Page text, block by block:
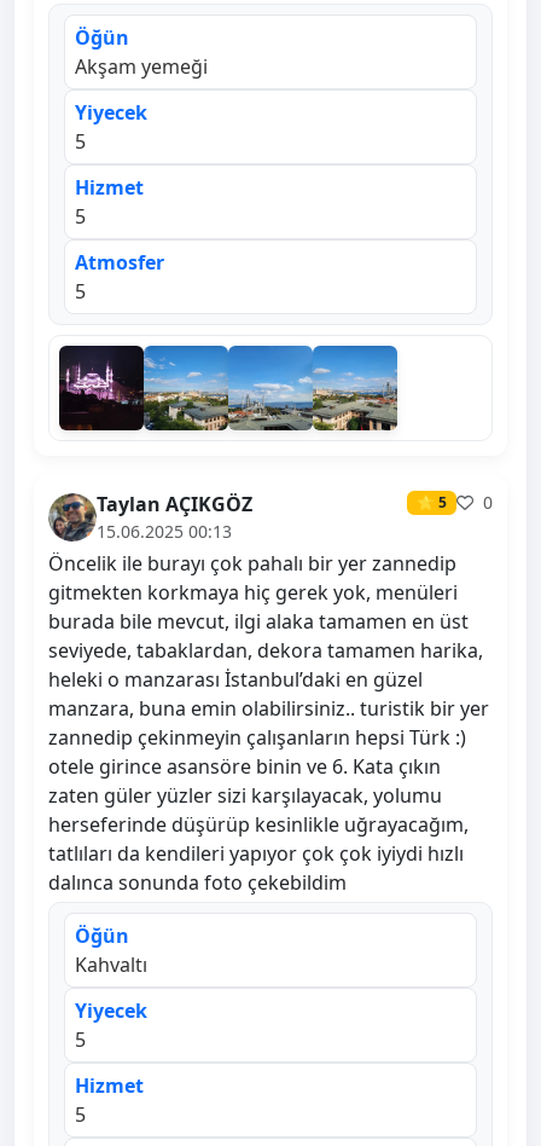
Öğün
Akşam yemeği
Yiyecek
5
Hizmet
5
Atmosfer
5
Taylan AÇIKGÖZ ⭐ 5
0
15.06.2025 00:13
Öncelik ile burayı çok pahalı bir yer zannedip
gitmekten korkmaya hiç gerek yok, menüleri
burada bile mevcut, ilgi alaka tamamen en üst
seviyede, tabaklardan, dekora tamamen harika,
heleki o manzarası İstanbul’daki en güzel
manzara, buna emin olabilirsiniz.. turistik bir yer
zannedip çekinmeyin çalışanların hepsi Türk :)
otele girince asansöre binin ve 6. Kata çıkın
zaten güler yüzler sizi karşılayacak, yolumu
herseferinde düşürüp kesinlikle uğrayacağım,
tatlıları da kendileri yapıyor çok çok iyiydi hızlı
dalınca sonunda foto çekebildim
Öğün
Kahvaltı
Yiyecek
5
Hizmet
5